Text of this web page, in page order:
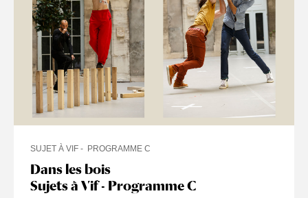
Dans les bois
Sujets à Vif - Programme C
SUJET À VIF PROGRAMME C